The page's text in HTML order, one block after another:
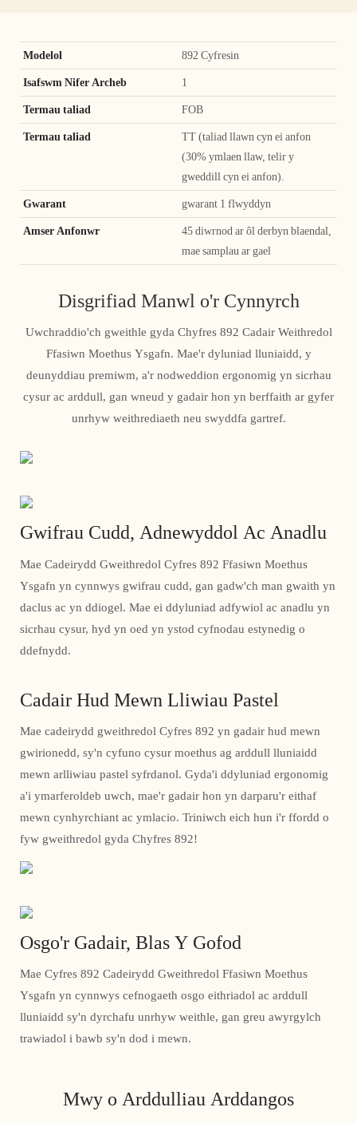
Modelol 892 Cyfresin
Isafswm Nifer Archeb 1
Termau taliad FOB
Termau taliad
TT (taliad llawn cyn ei anfon
(30% ymlaen llaw, telir y
gweddill cyn ei anfon).
Gwarant gwarant 1 flwyddyn
Amser Anfonwr
45 diwrnod ar ôl derbyn blaendal,
mae samplau ar gael
Disgrifiad Manwl o'r Cynnyrch
Uwchraddio'ch gweithle gyda Chyfres 892 Cadair Weithredol
Ffasiwn Moethus Ysgafn. Mae'r dyluniad lluniaidd, y
deunyddiau premiwm, a'r nodweddion ergonomig yn sicrhau
cysur ac arddull, gan wneud y gadair hon yn berffaith ar gyfer
unrhyw weithrediaeth neu swyddfa gartref.
Gwifrau Cudd, Adnewyddol Ac Anadlu
Mae Cadeirydd Gweithredol Cyfres 892 Ffasiwn Moethus
Ysgafn yn cynnwys gwifrau cudd, gan gadw'ch man gwaith yn
daclus ac yn ddiogel. Mae ei ddyluniad adfywiol ac anadlu yn
sicrhau cysur, hyd yn oed yn ystod cyfnodau estynedig o
ddefnydd.
Cadair Hud Mewn Lliwiau Pastel
Mae cadeirydd gweithredol Cyfres 892 yn gadair hud mewn
gwirionedd, sy'n cyfuno cysur moethus ag arddull lluniaidd
mewn arlliwiau pastel syfrdanol. Gyda'i ddyluniad ergonomig
a'i ymarferoldeb uwch, mae'r gadair hon yn darparu'r eithaf
mewn cynhyrchiant ac ymlacio. Triniwch eich hun i'r ffordd o
fyw gweithredol gyda Chyfres 892!
Osgo'r Gadair, Blas Y Gofod
Mae Cyfres 892 Cadeirydd Gweithredol Ffasiwn Moethus
Ysgafn yn cynnwys cefnogaeth osgo eithriadol ac arddull
lluniaidd sy'n dyrchafu unrhyw weithle, gan greu awyrgylch
trawiadol i bawb sy'n dod i mewn.
Mwy o Arddulliau Arddangos